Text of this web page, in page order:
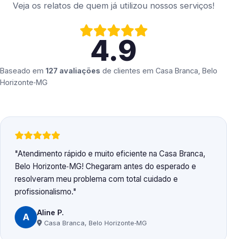
Veja os relatos de quem já utilizou nossos serviços!
4.9
Baseado em 127 avaliações de clientes em Casa Branca, Belo
Horizonte‑MG
Atendimento rápido e muito eficiente na Casa Branca,
Belo Horizonte‑MG! Chegaram antes do esperado e
resolveram meu problema com total cuidado e
profissionalismo.
A Aline P.
Casa Branca, Belo Horizonte‑MG